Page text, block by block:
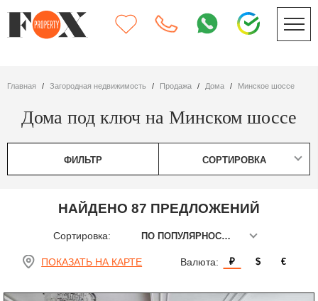
Главная Загородная недвижимость Продажа дома Минское шоссе
Дома под ключ на Минском шоссе
ФИЛЬТР СОРТИРОВКА
НАЙДЕНО 87 ПРЕДЛОЖЕНИЙ
Сортировка: ПО ПОПУЛЯРНОСТИ
ПОКАЗАТЬ НА КАРТЕ Валюта: ₽ $ €